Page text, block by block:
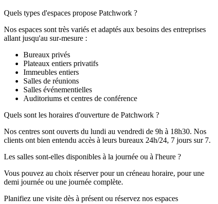
Quels types d'espaces propose Patchwork ?
Nos espaces sont très variés et adaptés aux besoins des entreprises
allant jusqu'au sur-mesure :
Bureaux privés
Plateaux entiers privatifs
Immeubles entiers
Salles de réunions
Salles événementielles
Auditoriums et centres de conférence
Quels sont les horaires d'ouverture de Patchwork ?
Nos centres sont ouverts du lundi au vendredi de 9h à 18h30. Nos
clients ont bien entendu accès à leurs bureaux 24h/24, 7 jours sur 7.
Les salles sont-elles disponibles à la journée ou à l'heure ?
Vous pouvez au choix réserver pour un créneau horaire, pour une
demi journée ou une journée complète.
Planifiez une visite dès à présent ou réservez nos espaces